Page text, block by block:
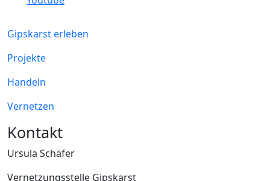
Gipskarst erleben
Projekte
Handeln
Vernetzen
Kontakt
Ursula Schäfer
Vernetzungsstelle Gipskarst